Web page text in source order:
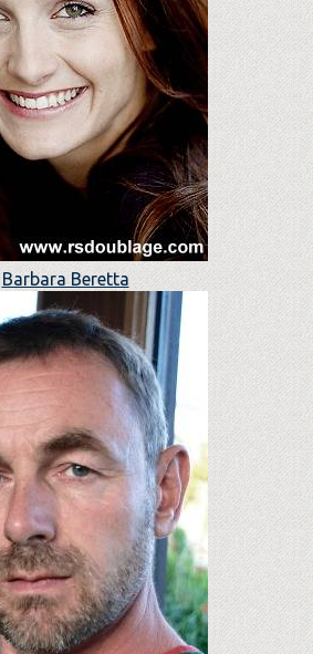
Barbara Beretta